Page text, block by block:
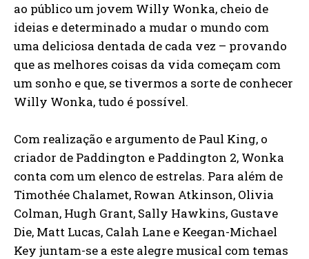
ao público um jovem Willy Wonka, cheio de
ideias e determinado a mudar o mundo com
uma deliciosa dentada de cada vez – provando
que as melhores coisas da vida começam com
um sonho e que, se tivermos a sorte de conhecer
Willy Wonka, tudo é possível.
Com realização e argumento de Paul King, o
criador de Paddington e Paddington 2, Wonka
conta com um elenco de estrelas. Para além de
Timothée Chalamet, Rowan Atkinson, Olivia
Colman, Hugh Grant, Sally Hawkins, Gustave
Die, Matt Lucas, Calah Lane e Keegan-Michael
Key juntam-se a este alegre musical com temas